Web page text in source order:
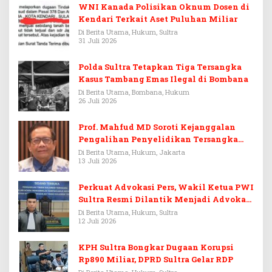
WNI Kanada Polisikan Oknum Dosen di
Kendari Terkait Aset Puluhan Miliar
Di Berita Utama, Hukum, Sultra
31 Juli 2026
Polda Sultra Tetapkan Tiga Tersangka
Kasus Tambang Emas Ilegal di Bombana
Di Berita Utama, Bombana, Hukum
26 Juli 2026
Prof. Mahfud MD Soroti Kejanggalan
Pengalihan Penyelidikan Tersangka
Febrie Adriansyah
Di Berita Utama, Hukum, Jakarta
13 Juli 2026
Perkuat Advokasi Pers, Wakil Ketua PWI
Sultra Resmi Dilantik Menjadi Advokat
PERADI
Di Berita Utama, Hukum, Sultra
12 Juli 2026
KPH Sultra Bongkar Dugaan Korupsi
Rp890 Miliar, DPRD Sultra Gelar RDP